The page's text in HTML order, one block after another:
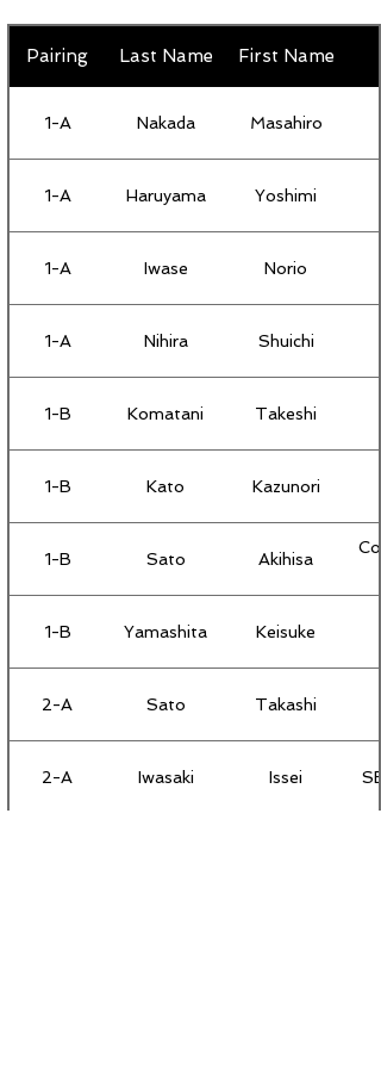
Pairing Last Name First Name
1-A Nakada Masahiro
1-A Haruyama Yoshimi
1-A Iwase Norio
1-A Nihira Shuichi
1-B Komatani Takeshi
1-B Kato Kazunori
1-B Sato Akihisa
1-B Yamashita Keisuke
2-A Sato Takashi
2-A Iwasaki Issei